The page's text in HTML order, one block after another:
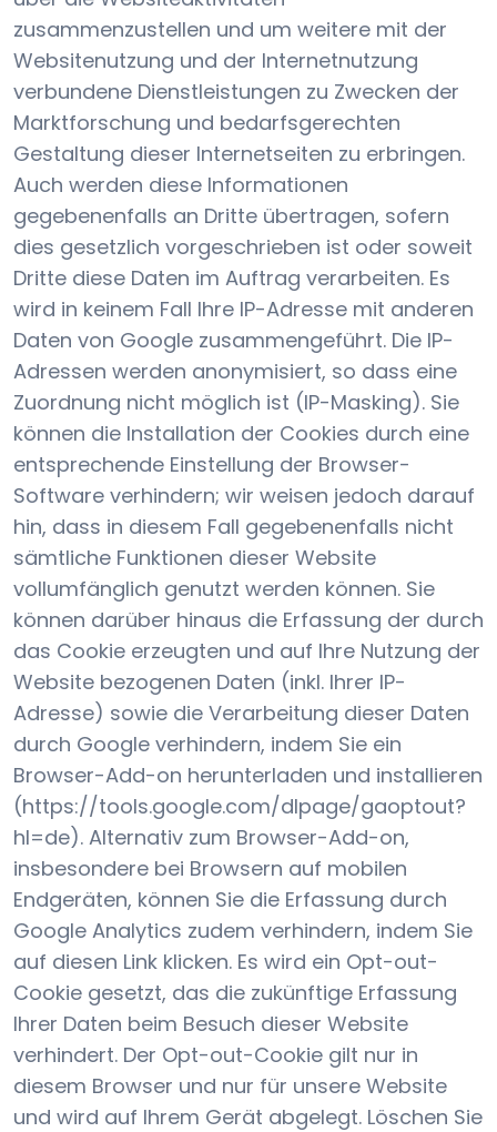
zusammenzustellen und um weitere mit der
Websitenutzung und der Internetnutzung
verbundene Dienstleistungen zu Zwecken der
Marktforschung und bedarfsgerechten
Gestaltung dieser Internetseiten zu erbringen.
Auch werden diese Informationen
gegebenenfalls an Dritte übertragen, sofern
dies gesetzlich vorgeschrieben ist oder soweit
Dritte diese Daten im Auftrag verarbeiten. Es
wird in keinem Fall Ihre IP-Adresse mit anderen
Daten von Google zusammengeführt. Die IP-
Adressen werden anonymisiert, so dass eine
Zuordnung nicht möglich ist (IP-Masking). Sie
können die Installation der Cookies durch eine
entsprechende Einstellung der Browser-
Software verhindern; wir weisen jedoch darauf
hin, dass in diesem Fall gegebenenfalls nicht
sämtliche Funktionen dieser Website
vollumfänglich genutzt werden können. Sie
können darüber hinaus die Erfassung der durch
das Cookie erzeugten und auf Ihre Nutzung der
Website bezogenen Daten (inkl. Ihrer IP-
Adresse) sowie die Verarbeitung dieser Daten
durch Google verhindern, indem Sie ein
Browser-Add-on herunterladen und installieren
(https://tools.google.com/dlpage/gaoptout?
hl=de). Alternativ zum Browser-Add-on,
insbesondere bei Browsern auf mobilen
Endgeräten, können Sie die Erfassung durch
Google Analytics zudem verhindern, indem Sie
auf diesen Link klicken. Es wird ein Opt-out-
Cookie gesetzt, das die zukünftige Erfassung
Ihrer Daten beim Besuch dieser Website
verhindert. Der Opt-out-Cookie gilt nur in
diesem Browser und nur für unsere Website
und wird auf Ihrem Gerät abgelegt. Löschen Sie